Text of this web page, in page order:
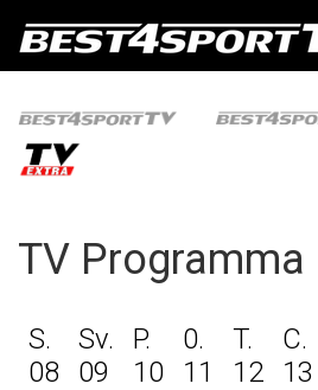
TV Programma
S.
08
Sv.
09
P.
10
0.
11
T.
12
C.
13